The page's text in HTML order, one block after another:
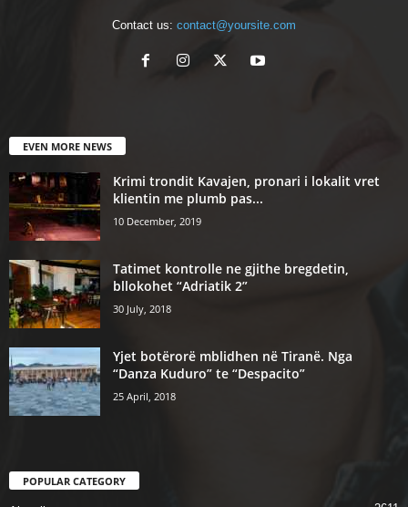
Contact us: contact@yoursite.com
EVEN MORE NEWS
Krimi trondit Kavajen, pronari i lokalit vret
klientin me plumb pas...
10 December, 2019
Tatimet kontrolle ne gjithe bregdetin,
bllokohet “Adriatik 2”
30 July, 2018
Yjet botërorë mblidhen në Tiranë. Nga
“Danza Kuduro” te “Despacito”
25 April, 2018
POPULAR CATEGORY